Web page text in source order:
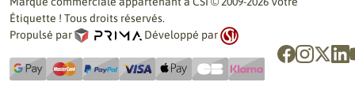
Étiquette ! Tous droits réservés.
Propulsé par
Développé par